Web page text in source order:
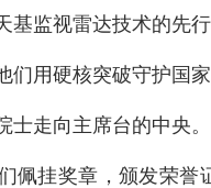
基监视雷达技术的先
用硬核突破守护国家
走向主席台的中央。
挂奖章，颁发荣誉